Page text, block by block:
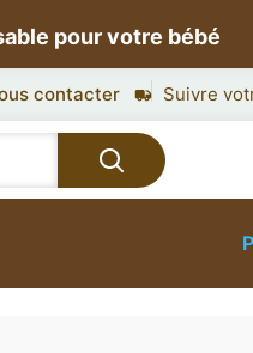
pour votre bébé
contacter Suivre